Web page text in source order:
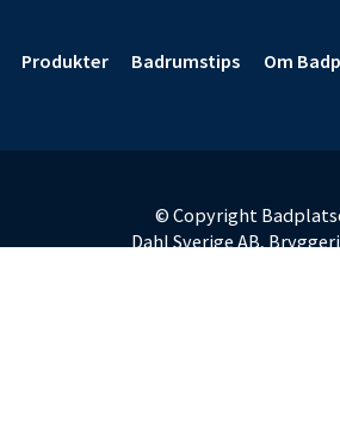
Produkter
Badrumstips Om
© Copyright
Dahl Sverige AB,